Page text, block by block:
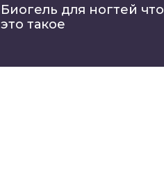
Биогель для ногтей что
это такое